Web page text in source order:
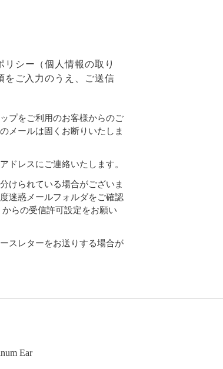
リシー （個人情報の取り
をご入力のうえ、ご送信
プをご利用のお客様からのご
メールは固くお断りいたしま
ドレスにご連絡いたします。
けられている場合がございま
迷惑メールフォルダをご確認
らの受信許可設定をお願い
スレターをお送りする場合が
Ear